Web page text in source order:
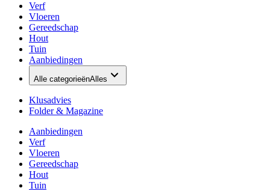
Verf
Vloeren
Gereedschap
Hout
Tuin
Aanbiedingen
Alle categorieënAlles
Klusadvies
Folder & Magazine
Aanbiedingen
Verf
Vloeren
Gereedschap
Hout
Tuin